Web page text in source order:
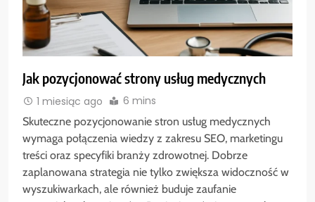
Jak pozycjonować strony usług medycznych
1 miesiąc ago 6 mins
Skuteczne pozycjonowanie stron usług medycznych
wymaga połączenia wiedzy z zakresu SEO, marketingu
treści oraz specyfiki branży zdrowotnej. Dobrze
zaplanowana strategia nie tylko zwiększa widoczność w
wyszukiwarkach, ale również buduje zaufanie